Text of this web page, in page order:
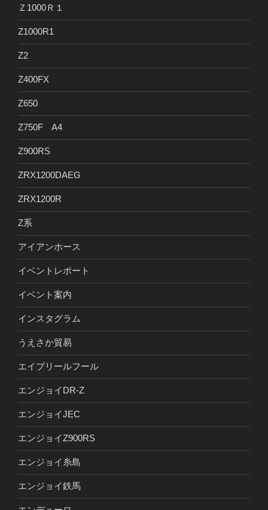
Ｚ1000Ｒ１
Z1000R1
Z2
Z400FX
Z650
Z750F A4
Z900RS
ZRX1200DAEG
ZRX1200R
Z系
アイアンホース
イベントレポート
イベント案内
インスタグラム
うえさか貿易
エイプリールフール
エンジョイDR-Z
エンジョイJEC
エンジョイZ900RS
エンジョイ糸島
エンジョイ鉄馬